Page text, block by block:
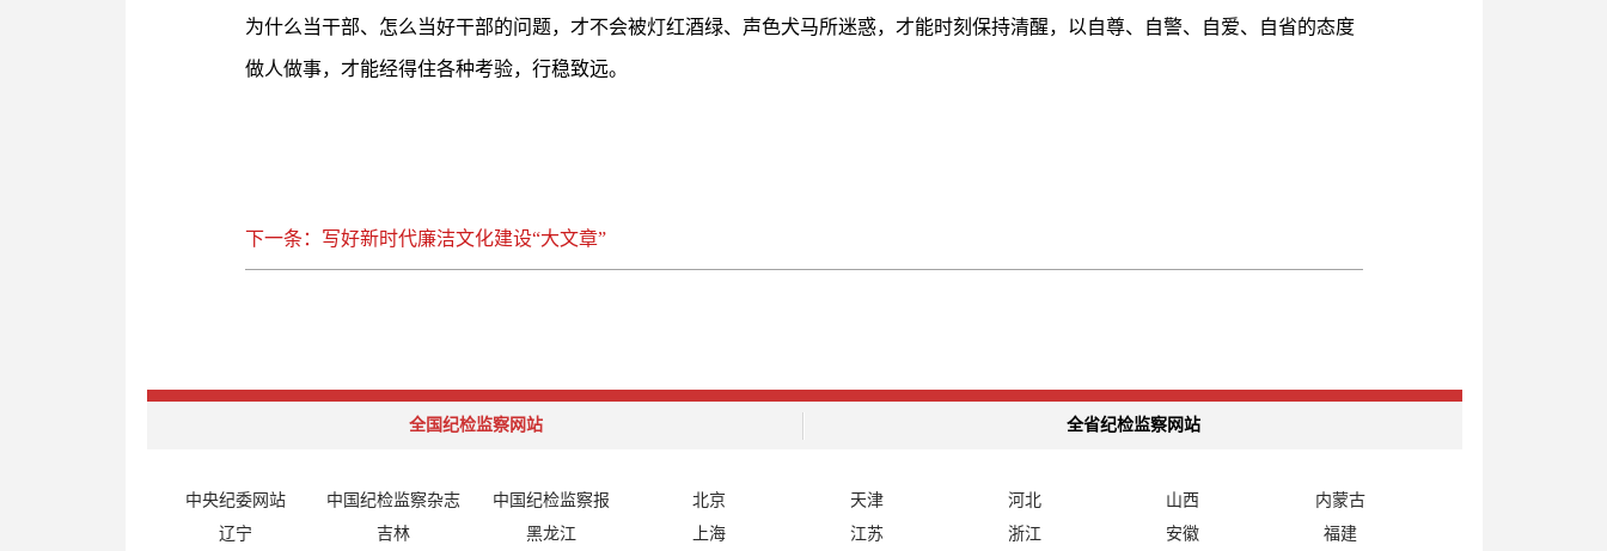
为什么当干部、怎么当好干部的问题，才不会被灯红酒绿、声色犬马所迷惑，才能时刻保持清醒，以自尊、自警、自爱、自省的态度
做人做事，才能经得住各种考验，行稳致远。
下一条：写好新时代廉洁文化建设“大文章”
全国纪检监察网站 全省纪检监察网站
中央纪委网站 中国纪检监察杂志 中国纪检监察报 北京 天津 河北 山西
内蒙古
辽宁
吉林 黑龙江 上海 江苏 浙江 安徽 福建